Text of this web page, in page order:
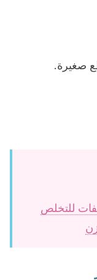
صغيرة.
الخضراء – 5 وصفات للتخلص